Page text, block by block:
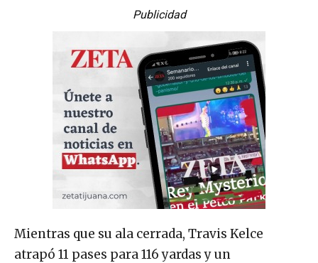
Publicidad
Mientras que su ala cerrada, Travis Kelce
atrapó 11 pases para 116 yardas y un